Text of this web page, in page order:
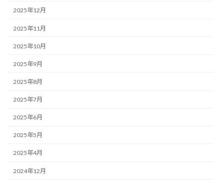
2025年12月
2025年11月
2025年10月
2025年9月
2025年8月
2025年7月
2025年6月
2025年5月
2025年4月
2024年12月